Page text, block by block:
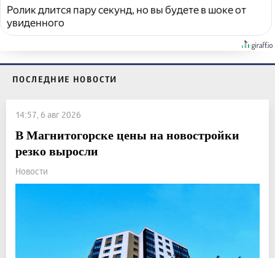
Ролик длится пару секунд, но вы будете в шоке от
увиденного
ПОСЛЕДНИЕ НОВОСТИ
14:57, 6 авг 2026
В Магнитогорске цены на новостройки
резко выросли
Новости